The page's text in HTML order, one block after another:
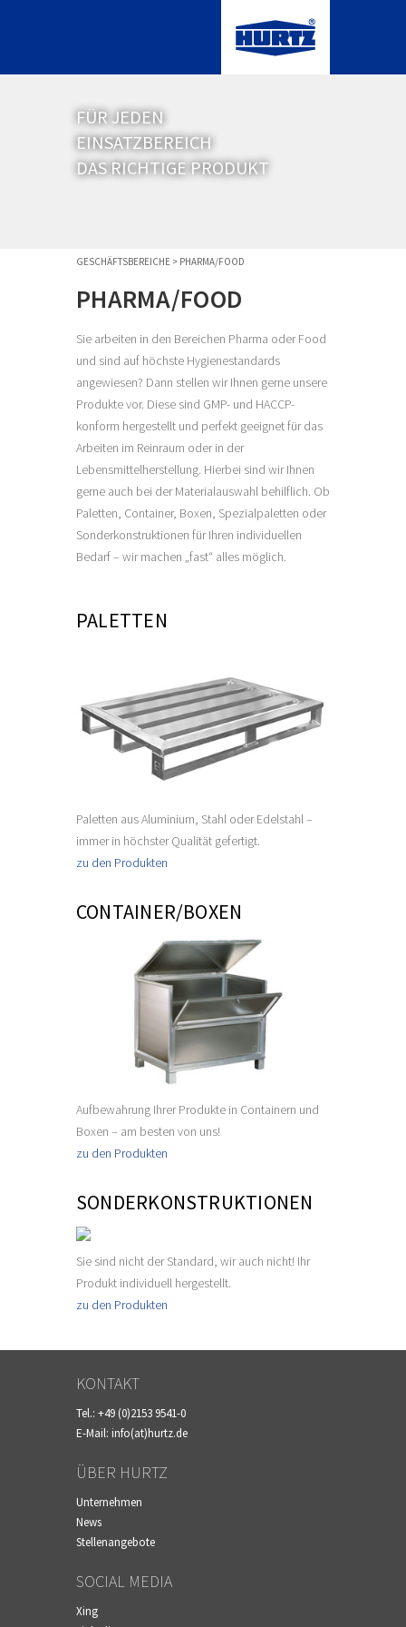
FÜR JEDEN
EINSATZBEREICH
DAS RICHTIGE PRODUKT
GESCHÄFTSBEREICHE > PHARMA/FOOD
PHARMA/FOOD
Sie arbeiten in den Bereichen Pharma oder Food
und sind auf höchste Hygienestandards
angewiesen? Dann stellen wir Ihnen gerne unsere
Produkte vor. Diese sind GMP- und HACCP-
konform hergestellt und perfekt geeignet für das
Arbeiten im Reinraum oder in der
Lebensmittelherstellung. Hierbei sind wir Ihnen
gerne auch bei der Materialauswahl behilflich. Ob
Paletten, Container, Boxen, Spezialpaletten oder
Sonderkonstruktionen für Ihren individuellen
Bedarf – wir machen „fast“ alles möglich.
PALETTEN
Paletten aus Aluminium, Stahl oder Edelstahl –
immer in höchster Qualität gefertigt.
zu den Produkten
CONTAINER/BOXEN
Aufbewahrung Ihrer Produkte in Containern und
Boxen – am besten von uns!
zu den Produkten
SONDERKONSTRUKTIONEN
Sie sind nicht der Standard, wir auch nicht! Ihr
Produkt individuell hergestellt.
zu den Produkten
KONTAKT
Tel.: +49 (0)2153 9541-0
E-Mail: info(at)hurtz.de
ÜBER HURTZ
Unternehmen
News
Stellenangebote
SOCIAL MEDIA
Xing